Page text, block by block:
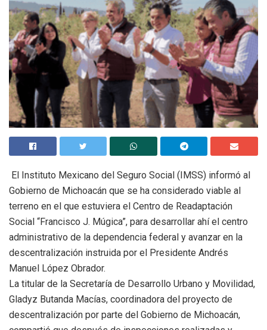
El Instituto Mexicano del Seguro Social (IMSS) informó al
Gobierno de Michoacán que se ha considerado viable al
terreno en el que estuviera el Centro de Readaptación
Social “Francisco J. Múgica”, para desarrollar ahí el centro
administrativo de la dependencia federal y avanzar en la
descentralización instruida por el Presidente Andrés
Manuel López Obrador.
La titular de la Secretaría de Desarrollo Urbano y Movilidad,
Gladyz Butanda Macías, coordinadora del proyecto de
descentralización por parte del Gobierno de Michoacán,